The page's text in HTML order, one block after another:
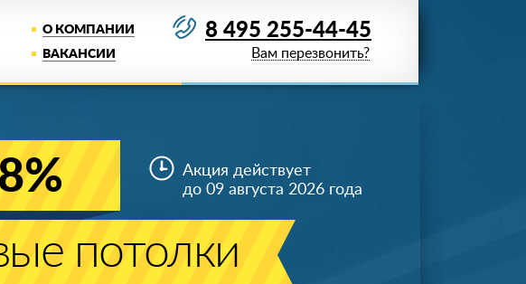
О КОМПАНИИ
ВАКАНСИИ
8 495 255-44-45
Вам перезвонить?
потолки
Акция действует
до 09 августа 2026 года